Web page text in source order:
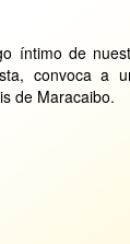
íntimo de
convoca a
de Maracaibo.